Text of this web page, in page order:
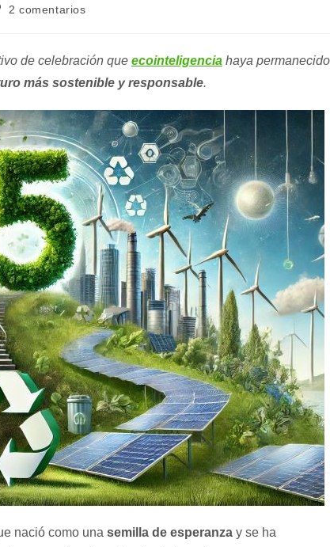
2 comentarios
de celebración que ecointeligencia haya permanecido
más sostenible y responsable.
nació como una semilla de esperanza y se ha